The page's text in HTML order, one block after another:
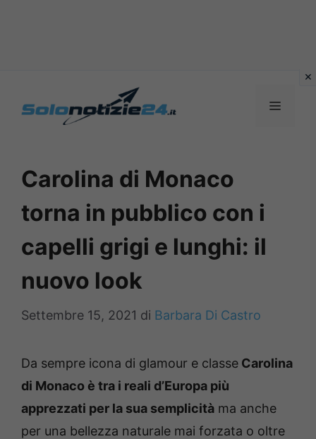
MENU
Carolina di Monaco
torna in pubblico con i
capelli grigi e lunghi: il
nuovo look
Settembre 15, 2021 di Barbara Di Castro
Da sempre icona di glamour e classe Carolina
di Monaco è tra i reali d’Europa più
apprezzati per la sua semplicità ma anche
per una bellezza naturale mai forzata o oltre